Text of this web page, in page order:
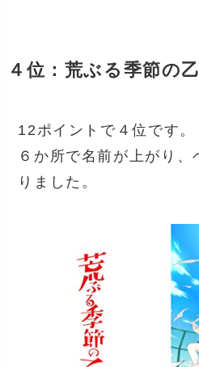
４位：荒ぶる季節の
12ポイントで４位です。
６か所で名前が上がり、
りました。